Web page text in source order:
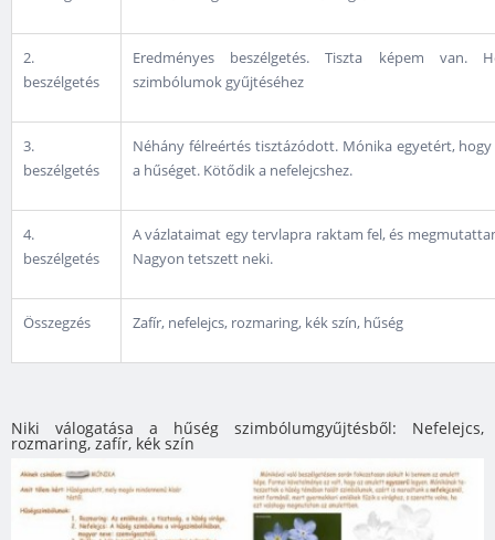
2.
beszélgetés
Eredményes beszélgetés. Tiszta képem van.
szimbólumok gyűjtéséhez
3.
beszélgetés
Néhány félreértés tisztázódott. Mónika egyetért,
a hűséget. Kötődik a nefelejcshez.
4.
beszélgetés
A vázlataimat egy tervlapra raktam fel, és
Nagyon tetszett neki.
Összegzés Zafír, nefelejcs, rozmaring, kék szín, hűség
Niki válogatása a hűség szimbólumgyűjtésből: Nefelejcs,
rozmaring, zafír, kék szín